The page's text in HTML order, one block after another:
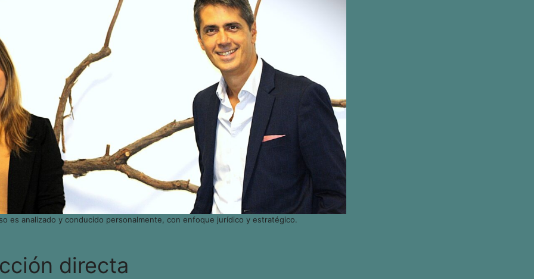
es analizado y conducido personalmente, con enfoque jurídico y estratégico.
directa